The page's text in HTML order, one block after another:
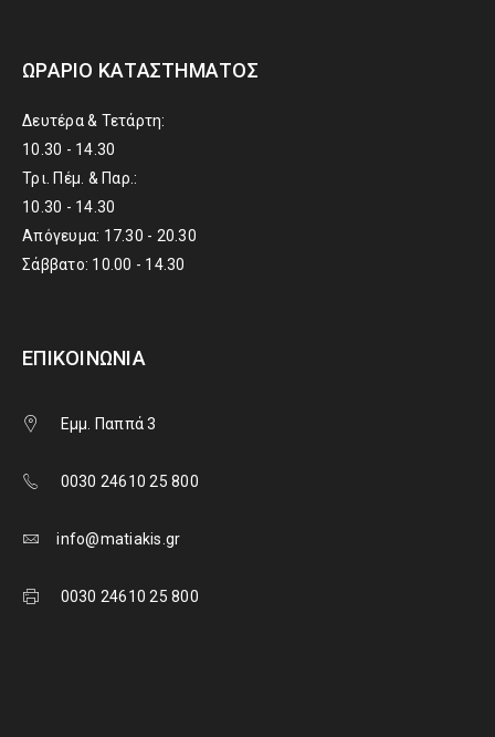
ΩΡΆΡΙΟ ΚΑΤΑΣΤΉΜΑΤΟΣ
Δευτέρα & Τετάρτη:
10.30 - 14.30
Τρι. Πέμ. & Παρ.:
10.30 - 14.30
Απόγευμα: 17.30 - 20.30
Σάββατο: 10.00 - 14.30
ΕΠΙΚΟΙΝΩΝΊΑ
Εμμ. Παππά 3
0030 24610 25 800
info@matiakis.gr
0030 24610 25 800